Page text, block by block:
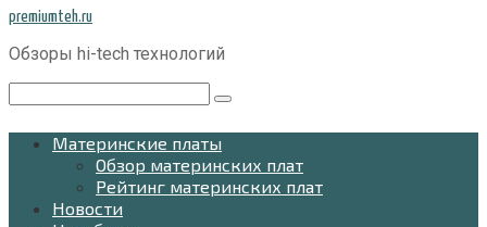
Перейти
контенту
premiumteh.ru
Обзоры hi-tech технологий
Материнские платы
Обзор материнских плат
Рейтинг материнских плат
Новости